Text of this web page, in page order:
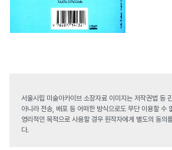
서울시립 미술아카이브 소장자료 이미지는 저작권법 등
아니라 전송, 배포 등 어떠한 방식으로도 무단 이용할 수
영리적인 목적으로 사용할 경우 원작자에게 별도의 동의
다.